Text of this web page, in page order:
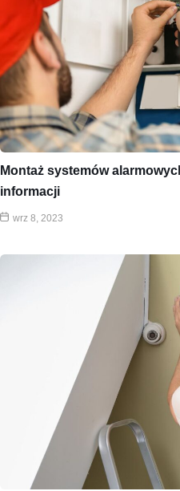
Montaż systemów
informacji
wrz 8, 2023